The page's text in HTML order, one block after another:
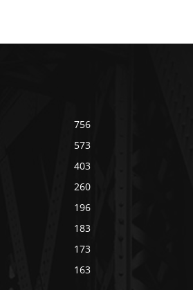
756
573
403
260
196
183
173
163